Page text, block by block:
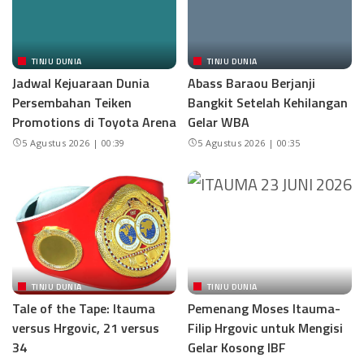
TINJU DUNIA
Jadwal Kejuaraan Dunia
Persembahan Teiken
Promotions di Toyota Arena
5 Agustus 2026 | 00:39
TINJU DUNIA
Abass Baraou Berjanji
Bangkit Setelah Kehilangan
Gelar WBA
5 Agustus 2026 | 00:35
TINJU DUNIA
Tale of the Tape: Itauma
versus Hrgovic, 21 versus
34
TINJU DUNIA
Pemenang Moses Itauma-
Filip Hrgovic untuk Mengisi
Gelar Kosong IBF